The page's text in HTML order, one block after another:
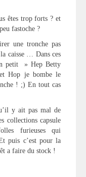
êtes trop forts ? et
fastoche ?
une tronche pas
caisse … Dans ces
petit » Hep Betty
Hop je bombe le
! ;) En tout cas
y ait pas mal de
collections capsule
furieuses qui
puis c’est pour la
a faire du stock !